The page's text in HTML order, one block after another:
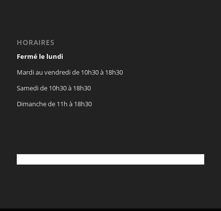
HORAIRES
Fermé le lundi
Mardi au vendredi de 10h30 à 18h30
Samedi de 10h30 à 18h30
Dimanche de 11h à 18h30